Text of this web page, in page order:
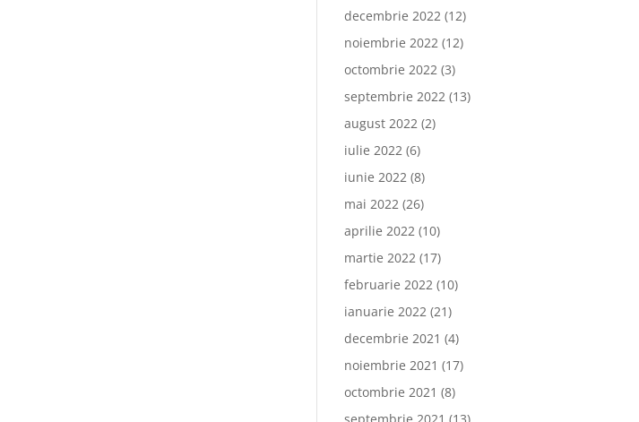
decembrie 2022 (12)
noiembrie 2022 (12)
octombrie 2022 (3)
septembrie 2022 (13)
august 2022 (2)
iulie 2022 (6)
iunie 2022 (8)
mai 2022 (26)
aprilie 2022 (10)
martie 2022 (17)
februarie 2022 (10)
ianuarie 2022 (21)
decembrie 2021 (4)
noiembrie 2021 (17)
octombrie 2021 (8)